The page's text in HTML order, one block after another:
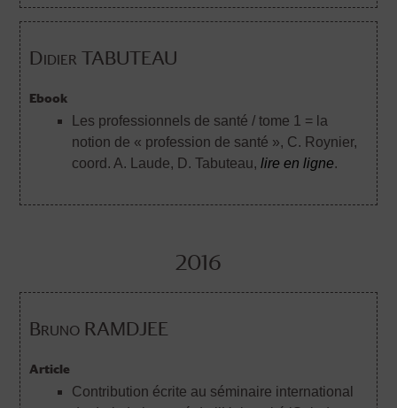
Didier TABUTEAU
Ebook
Les professionnels de santé / tome 1 = la
notion de « profession de santé », C. Roynier,
coord. A. Laude, D. Tabuteau,lire en ligne.
2016
Bruno RAMDJEE
Article
Contribution écrite au séminaire international